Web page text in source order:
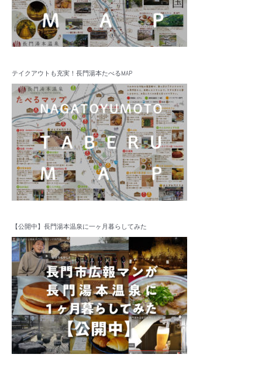
テイクアウトも充実！長門湯本たべるMAP
【公開中】長門湯本温泉に一ヶ月暮らしてみた